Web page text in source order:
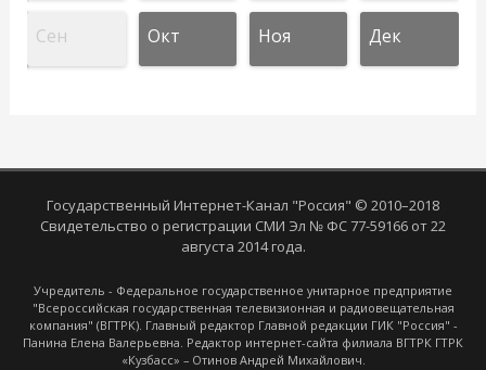
Сен Окт Ноя Дек
Государственный Интернет-Канал "Россия" © 2010–2018
Свидетельство о регистрации СМИ Эл № ФС 77-59166 от 22
августа 2014 года.
Учредитель - Федеральное государственное унитарное предприятие
"Всероссийская государственная телевизионная и радиовещательная
компания" (ВГТРК). Главный редактор Главной редакции ГИК "Россия" -
Панина Елена Валерьевна. Редактор интернет-сайта филиала ВГТРК ГТРК
«Кузбасс» – Отинов Андрей Михайлович.